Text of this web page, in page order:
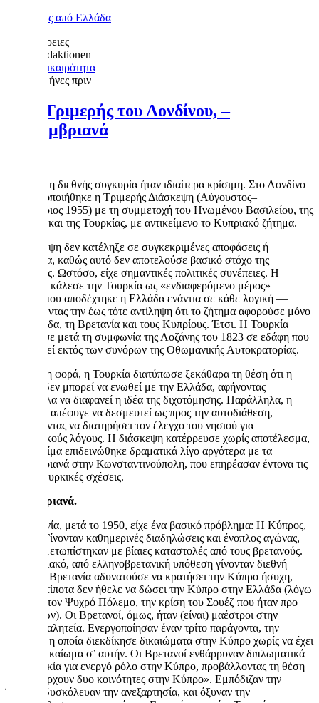
Λεπτομέρειες
Redaktionen
Επικαιρότητα
2 μήνες πριν
1955 Τριμερής του Λονδίνου, –
Σεπτεμβριανά
Το 1955, η διεθνής συγκυρία ήταν ιδιαίτερα κρίσιμη. Στο Λονδίνο
πραγματοποιήθηκε η Τριμερής Διάσκεψη (Αύγουστος–
Σεπτέμβριος 1955) με τη συμμετοχή του Ηνωμένου Βασιλείου, της
Ελλάδας και της Τουρκίας, με αντικείμενο το Κυπριακό ζήτημα.
Η διάσκεψη δεν κατέληξε σε συγκεκριμένες αποφάσεις ή
συμφωνία, καθώς αυτό δεν αποτελούσε βασικό στόχο της
Βρετανίας. Ωστόσο, είχε σημαντικές πολιτικές συνέπειες. Η
Βρετανία κάλεσε την Τουρκία ως «ενδιαφερόμενο μέρος» —
επιλογή που αποδέχτηκε η Ελλάδα ενάντια σε κάθε λογική —
ανατρέποντας την έως τότε αντίληψη ότι το ζήτημα αφορούσε μόνο
την Ελλάδα, τη Βρετανία και τους Κυπρίους. Έτσι. Η Τουρκία
επέστρεψε μετά τη συμφωνία της Λοζάνης του 1823 σε εδάφη που
είχαν τεθεί εκτός των συνόρων της Οθωμανικής Αυτοκρατορίας.
Για πρώτη φορά, η Τουρκία διατύπωσε ξεκάθαρα τη θέση ότι η
Κύπρος δεν μπορεί να ενωθεί με την Ελλάδα, αφήνοντας
παράλληλα να διαφανεί η ιδέα της διχοτόμησης. Παράλληλα, η
Βρετανία απέφυγε να δεσμευτεί ως προς την αυτοδιάθεση,
επιδιώκοντας να διατηρήσει τον έλεγχο του νησιού για
στρατηγικούς λόγους. Η διάσκεψη κατέρρευσε χωρίς αποτέλεσμα,
και το κλίμα επιδεινώθηκε δραματικά λίγο αργότερα με τα
Σεπτεμβριανά στην Κωνσταντινούπολη, που επηρέασαν έντονα τις
ελληνοτουρκικές σχέσεις.
Σεπτεμβριανά.
Η Βρετανία, μετά το 1950, είχε ένα βασικό πρόβλημα: Η Κύπρος,
έβραζε. Γίνονταν καθημερινές διαδηλώσεις και ένοπλος αγώνας,
που αντιμετωπίστηκαν με βίαιες καταστολές από τους βρετανούς.
Το Κυπριακό, από ελληνοβρετανική υπόθεση γίνονταν διεθνή
κρίση. Η Βρετανία αδυνατούσε να κρατήσει την Κύπρο ήσυχη,
αλλά με τίποτα δεν ήθελε να δώσει την Κύπρο στην Ελλάδα (λόγω
βάσεων, τον Ψυχρό Πόλεμο, την κρίση του Σουέζ που ήταν προ
των πυλών). Οι Βρετανοί, όμως, ήταν (είναι) μαέστροι στην
πολιτική αλητεία. Ενεργοποίησαν έναν τρίτο παράγοντα, την
Τουρκία, η οποία διεκδίκησε δικαιώματα στην Κύπρο χωρίς να έχει
κανένα δικαίωμα σ’ αυτήν. Οι Βρετανοί ενθάρρυναν διπλωματικά
την Τουρκία για ενεργό ρόλο στην Κύπρο, προβάλλοντας τη θέση
ότι: «υπάρχουν δυο κοινότητες στην Κύπρο». Εμπόδιζαν την
Ένωση, δυσκόλευαν την ανεξαρτησία, και όξυναν την